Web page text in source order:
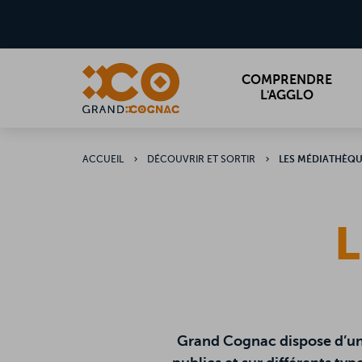
contenu
COMPRENDRE
L'AGGLO
ACCUEIL DÉCOUVRIR ET SORTIR LES
Grand Cognac dispose